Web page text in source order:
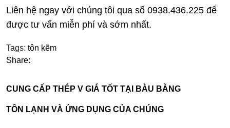
Liên hệ ngay với chúng tôi qua số 0938.436.225 để
được tư vấn miễn phí và sớm nhất.
Tags: tôn kẽm
Share:
CUNG CẤP THÉP V GIÁ TỐT TẠI BÀU BÀNG
TÔN LẠNH VÀ ỨNG DỤNG CỦA CHÚNG